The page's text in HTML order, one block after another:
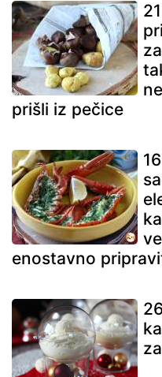
prišli iz pečice
enostavno